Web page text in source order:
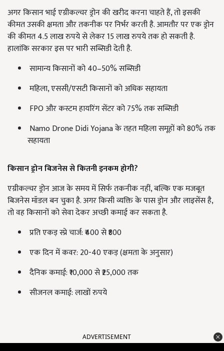
अगर किसान भाई एग्रीकल्चर ड्रोन की खरीद करना चाहते हैं, तो इसकी
कीमत उसकी क्षमता और तकनीक पर निर्भर करती है. आमतौर पर एक ड्रोन
की कीमत 4.5 लाख रुपये से लेकर 15 लाख रुपये तक हो सकती है.
हालांकि सरकार इस पर भारी सब्सिडी देती है.
सामान्य किसानों को 40–50% सब्सिडी
महिला, एससी/एसटी किसानों को अधिक सहायता
FPO और कस्टम हायरिंग सेंटर को 75% तक सब्सिडी
Namo Drone Didi Yojana के तहत महिला समूहों को 80% तक
सहायता
किसान ड्रोन बिजनेस से कितनी इनकम होगी?
एग्रीकल्चर ड्रोन आज के समय में सिर्फ तकनीक नहीं, बल्कि एक मजबूत
बिजनेस मॉडल बन चुका है. अगर किसी व्यक्ति के पास ड्रोन और लाइसेंस है,
तो वह किसानों को सेवा देकर अच्छी कमाई कर सकता है.
प्रति एकड़ स्प्रे चार्ज: ₹400 से ₹800
एक दिन में कवर: 20-40 एकड़ (क्षमता के अनुसार)
दैनिक कमाई: ₹10,000 से ₹25,000 तक
सीजनल कमाई: लाखों रुपये
ADVERTISEMENT